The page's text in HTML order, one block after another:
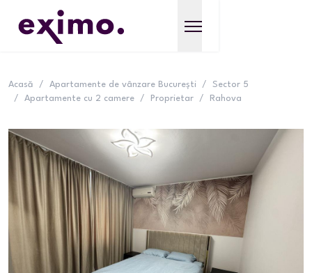
Acasă / Apartamente de vânzare București /
Sector 5
/
Apartamente cu 2 camere / Proprietar / Rahova